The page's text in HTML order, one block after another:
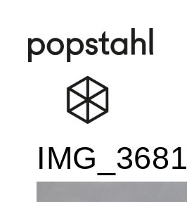
springen
Popstahl
IMG_3681